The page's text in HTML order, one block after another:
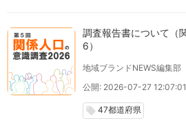
調査報告書について（
6）
地域ブランドNEWS編集部
公開: 2026-07-27 12:07:01
local_offer 47都道府県